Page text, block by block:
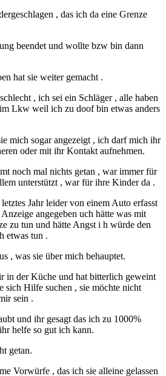
, das ich da eine Grenze
beendet und wollte bzw bin dann
hat sie weiter gemacht .
, ich sei ein Schläger , alle haben
Lkw weil ich zu doof bin etwas anders
mich sogar angezeigt , ich darf mich ihr
oder mit ihr Kontakt aufnehmen.
noch mal nichts getan , war immer für
unterstützt , war für ihre Kinder da .
Jahr leider von einem Auto erfasst
angegeben uch hätte was mit
zu tun und hätte Angst i h würde den
etwas tun .
, was sie über mich behauptet.
in der Küche und hat bitterlich geweint
sich Hilfe suchen , sie möchte nicht
sein .
und ihr gesagt das ich zu 1000%
helfe so gut ich kann.
getan.
Vorwürfe , das ich sie alleine gelassen